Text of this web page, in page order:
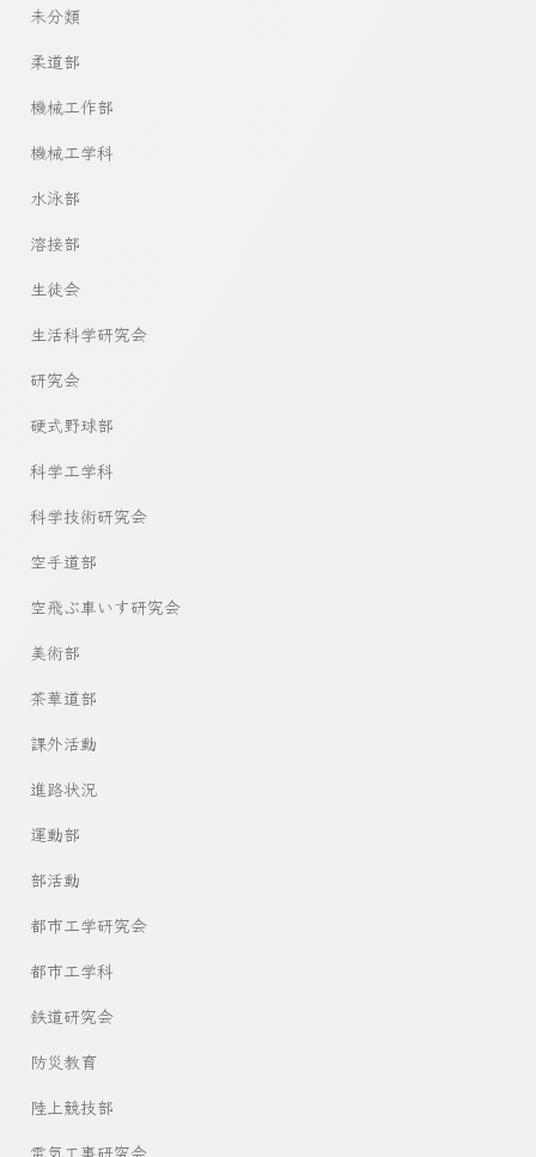
未分類
柔道部
機械工作部
機械工学科
水泳部
溶接部
生徒会
生活科学研究会
研究会
硬式野球部
科学工学科
科学技術研究会
空手道部
空飛ぶ車いす研究会
美術部
茶華道部
課外活動
進路状況
運動部
部活動
都市工学研究会
都市工学科
鉄道研究会
防災教育
陸上競技部
電気工事研究会